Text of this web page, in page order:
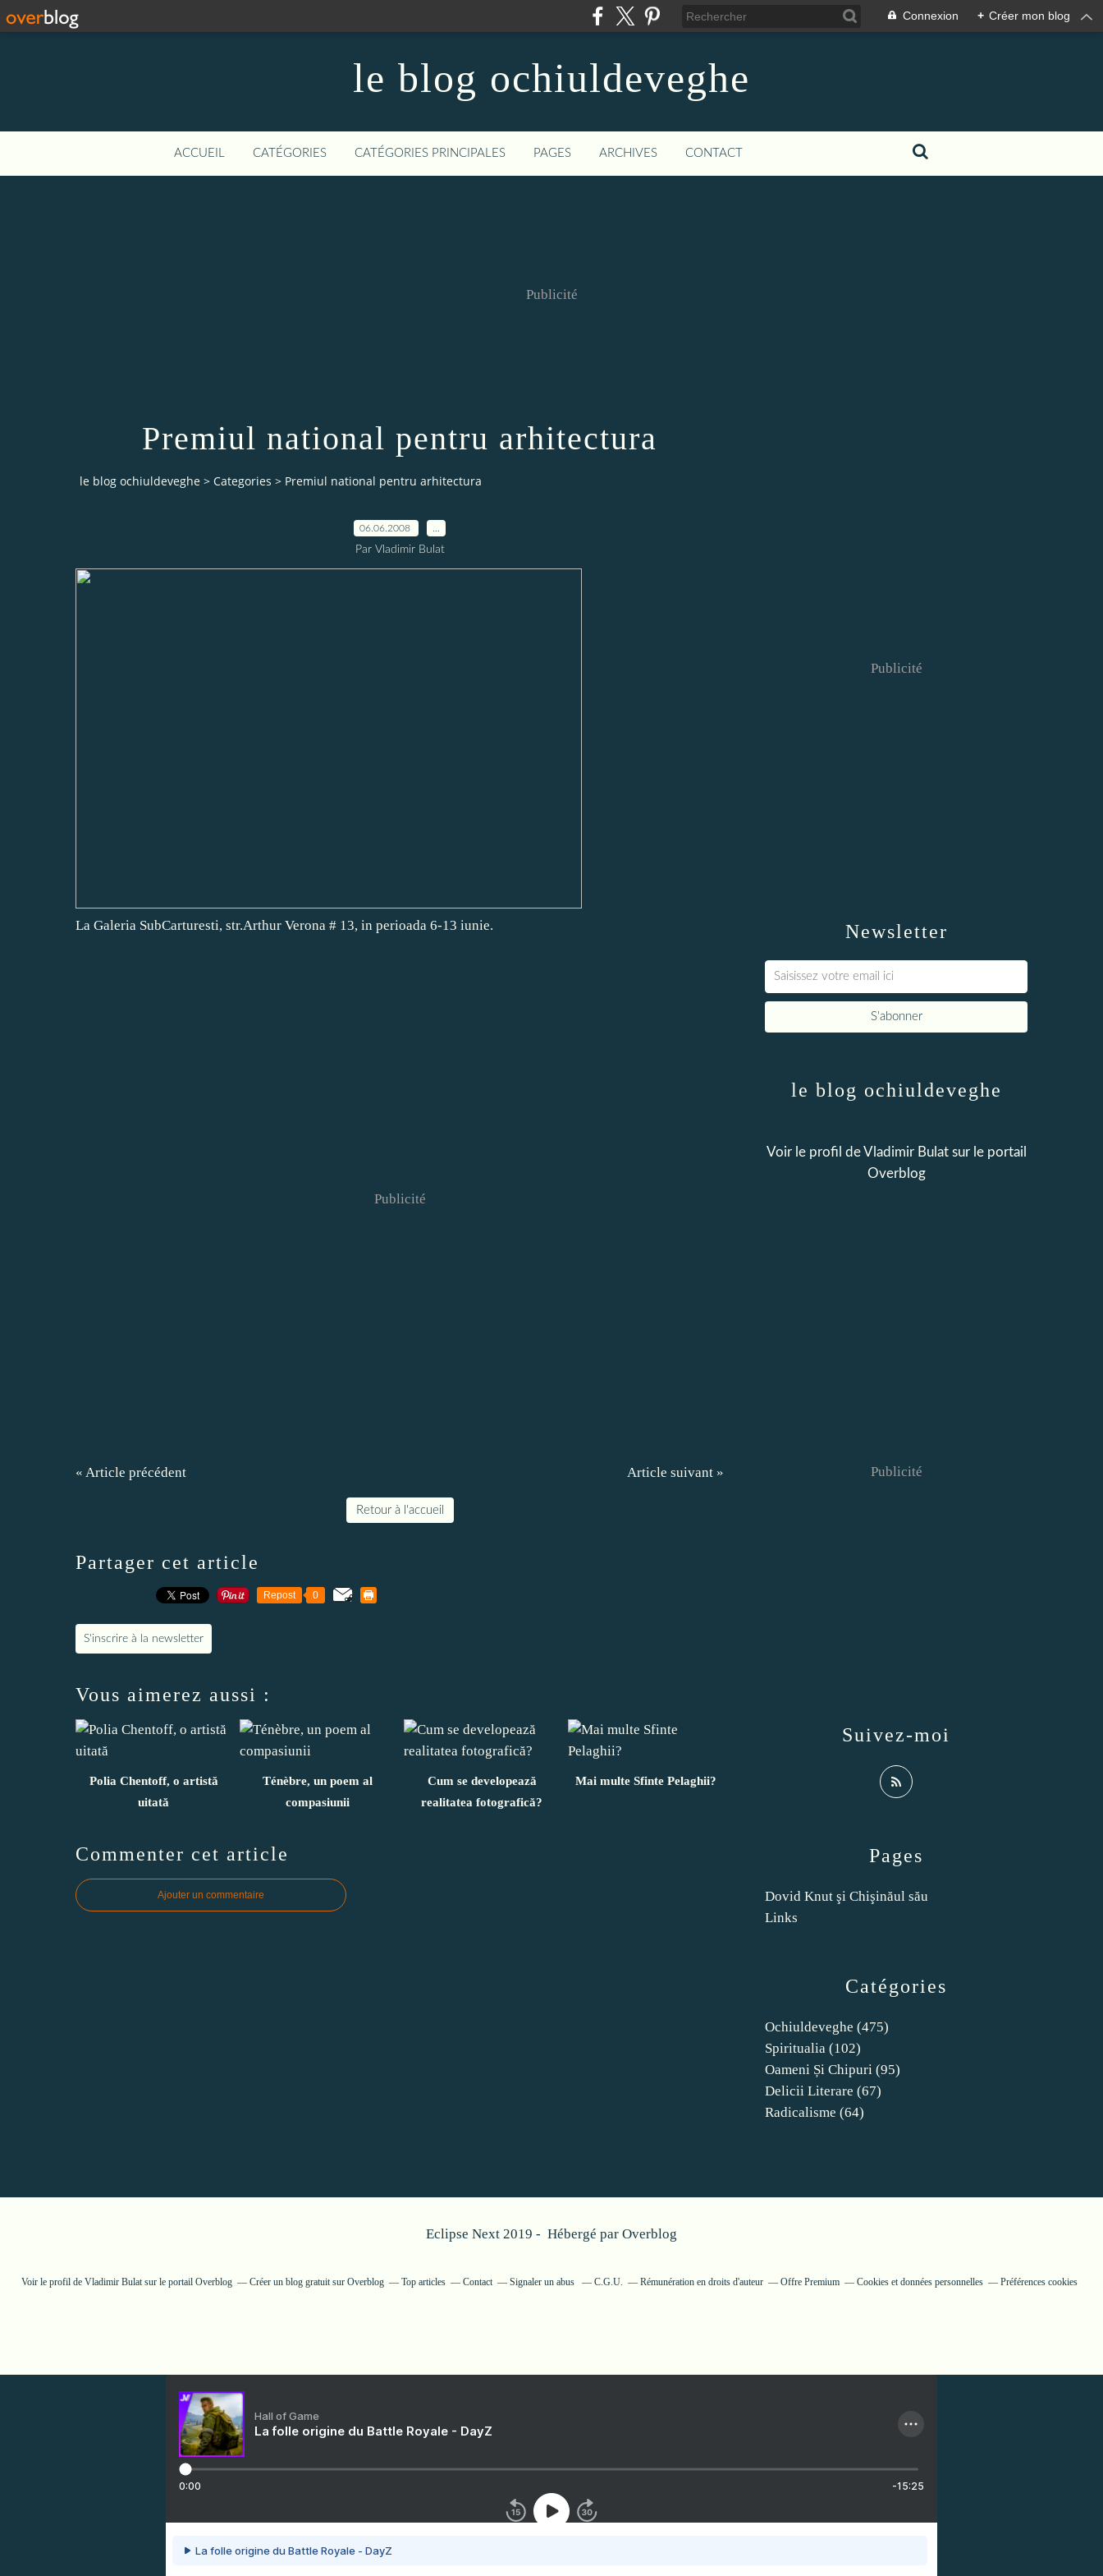
Connexion + Créer mon blog
le blog ochiuldeveghe
ACCUEIL CATÉGORIES CATÉGORIES PRINCIPALES PAGES ARCHIVES CONTACT
Publicité
Premiul national pentru arhitectura
le blog ochiuldeveghe > Categories > Premiul national pentru arhitectura
06.06.2008
Par Vladimir Bulat
La Galeria SubCarturesti, str.Arthur Verona # 13, in perioada 6-13 iunie.
Publicité
« Article précédent Article suivant »
Retour à l'accueil
Partager cet article
Repost 0
S'inscrire à la newsletter
Vous aimerez aussi :
Polia Chentoff, o artistă
uitată
Ténèbre, un poem al
compasiunii
Cum se developează
realitatea fotografică?
Mai multe Sfinte Pelaghii?
Commenter cet article
Ajouter un commentaire
Newsletter
Publicité
Catégories
Ochiuldeveghe (475)
Spiritualia (102)
Oameni Și Chipuri (95)
Delicii Literare (67)
Radicalisme (64)
Pages
Dovid Knut şi Chişinăul său
Links
le blog ochiuldeveghe
Voir le profil deVladimir Bulatsur le portail
Overblog
Suivez-moi
Publicité
Eclipse Next 2019 - Hébergé par Overblog
Voir le profil de Vladimir Bulatsur le portail Overblog Créer un blog gratuit sur Overblog Top articles Contact Signaler un abus C.G.U. Rémunération en droits d'auteur Offre Premium Cookies et données personnelles Préférences cookies
Hall of Game
La folle origine du Battle Royale - DayZ
0:00 -15:25
La folle origine du Battle Royale - DayZ